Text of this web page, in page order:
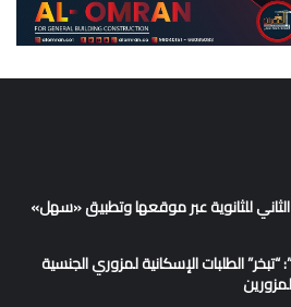
الثاني للثانوية عبر موقعها وتطبيق «سهل»
الطلبات الإسكانية لمزوري الجنسية